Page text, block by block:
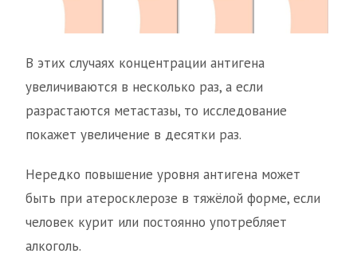
В этих случаях концентрации антигена
увеличиваются в несколько раз, а если
разрастаются метастазы, то исследование
покажет увеличение в десятки раз.
Нередко повышение уровня антигена может
быть при атеросклерозе в тяжёлой форме, если
человек курит или постоянно употребляет
алкоголь.